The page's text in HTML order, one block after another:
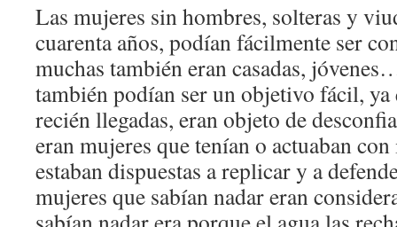
Las mujeres sin hombres, solteras y
cuarenta años, podían fácilmente ser
muchas también eran casadas,
también podían ser un objetivo fácil,
recién llegadas, eran objeto de
eran mujeres que tenían o actuaban
estaban dispuestas a replicar y a
mujeres que sabían nadar eran